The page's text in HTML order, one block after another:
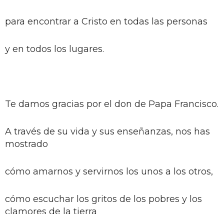
para encontrar a Cristo en todas las personas
y en todos los lugares.
Te damos gracias por el don de Papa Francisco.
A través de su vida y sus enseñanzas, nos has
mostrado
cómo amarnos y servirnos los unos a los otros,
cómo escuchar los gritos de los pobres y los
clamores de la tierra